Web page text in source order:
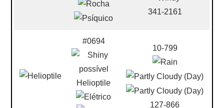
341-2161
#0694
Helioptile
10-799
127-866